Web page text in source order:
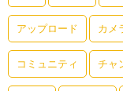
アップロード カメ
コミュニティ チャ